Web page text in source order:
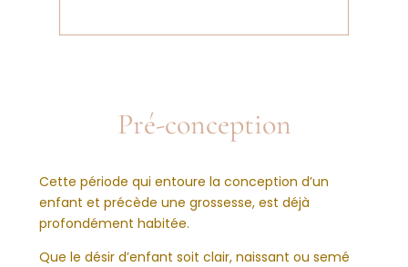
Pré-conception
Cette période qui entoure la conception d’un
enfant et précède une grossesse, est déjà
profondément habitée.
Que le désir d’enfant soit clair, naissant ou semé